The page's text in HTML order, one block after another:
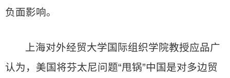
负面影响。
上海对外经贸大学国际组织学院教授应品广
认为，美国将芬太尼问题“甩锅”中国是对多边贸